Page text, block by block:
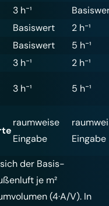
3 h⁻¹
Basiswert
2 h⁻¹
Basiswert
5 h⁻¹
3 h⁻¹ 2 h⁻¹
3 h⁻¹ 5 h⁻¹
raumweise
Eingabe
Eingabe
der Basis-
je m²
(4·A/V). In